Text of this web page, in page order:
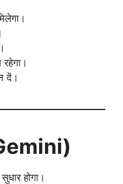
दें।
होगा।